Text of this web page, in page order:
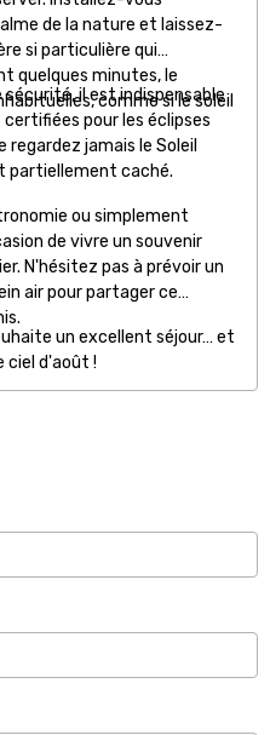
de la nature et laissez-
si particulière qui
quelques minutes, le
comme si le soleil
il est indispensable
pour les éclipses
regardez jamais le Soleil
partiellement caché.
ou simplement
de vivre un souvenir
N'hésitez pas à prévoir un
air pour partager ce
un excellent séjour… et
ciel d'août !